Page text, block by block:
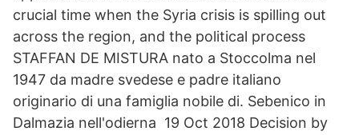
crucial time when the Syria crisis is spilling out
across the region, and the political process
STAFFAN DE MISTURA nato a Stoccolma nel
1947 da madre svedese e padre italiano
originario di una famiglia nobile di. Sebenico in
Dalmazia nell'odierna 19 Oct 2018 Decision by